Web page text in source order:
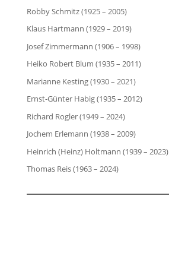
Robby Schmitz (1925 – 2005)
Klaus Hartmann (1929 – 2019)
Josef Zimmermann (1906 – 1998)
Heiko Robert Blum (1935 – 2011)
Marianne Kesting (1930 – 2021)
Ernst-Günter Habig (1935 – 2012)
Richard Rogler (1949 – 2024)
Jochem Erlemann (1938 – 2009)
Heinrich (Heinz) Holtmann (1939 – 2023)
Thomas Reis (1963 – 2024)